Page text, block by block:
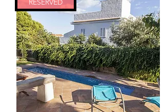
RESERVED